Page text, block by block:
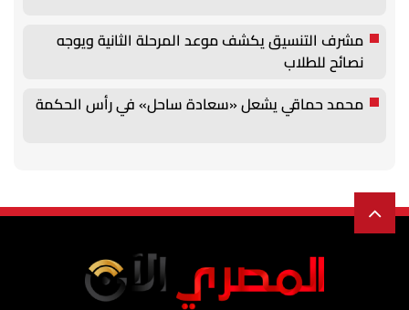
مشرف التنسيق يكشف موعد المرحلة الثانية ويوجه
نصائح للطلاب
محمد حماقي يشعل «سعادة ساحل» في رأس الحكمة